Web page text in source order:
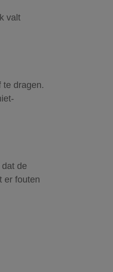
valt
te dragen.
de
er fouten